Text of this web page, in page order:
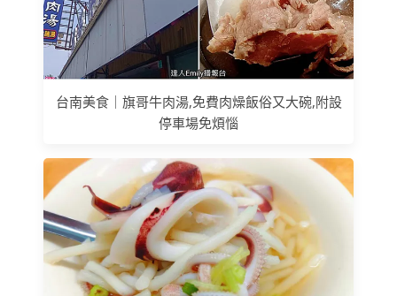
台南美食｜旗哥牛肉湯,免費肉燥飯俗又大碗,附設
停車場免煩惱